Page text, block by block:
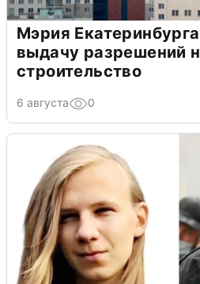
Мэрия
выдачу разрешений
строительство
6 августа 0